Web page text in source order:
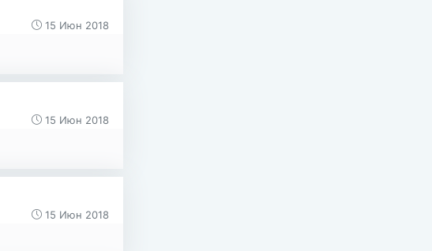
15 Июн 2018
15 Июн 2018
15 Июн 2018